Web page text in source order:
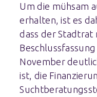
Um die mühsam
erhalten, ist es
dass der Stadtrat
November
ist, die